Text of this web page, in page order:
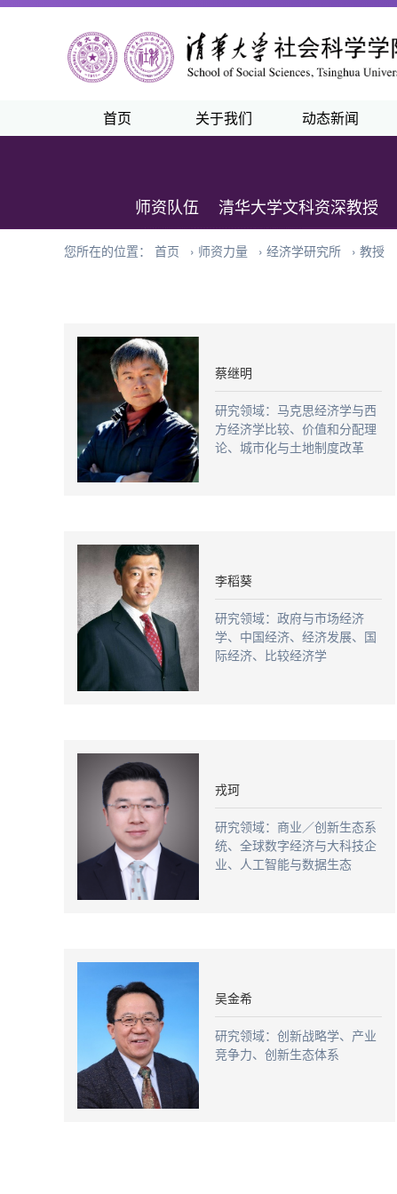
首页 关于我们 动态新闻
师资队伍 清华大学文科资深教授
您所在的位置： 首页 › 师资力量 › 经济学研究所 › 教授
蔡继明
研究领域：马克思经济学与西
方经济学比较、价值和分配理
论、城市化与土地制度改革
李稻葵
研究领域：政府与市场经济
学、中国经济、经济发展、国
际经济、比较经济学
戎珂
研究领域：商业／创新生态系
统、全球数字经济与大科技企
业、人工智能与数据生态
吴金希
研究领域：创新战略学、产业
竞争力、创新生态体系